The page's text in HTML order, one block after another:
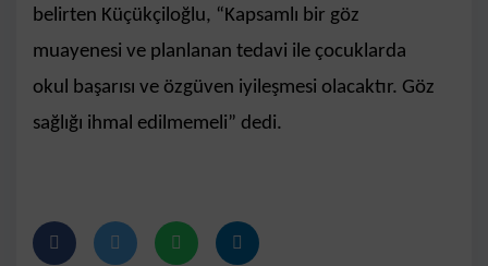
belirten Küçükçiloğlu, “Kapsamlı bir göz
muayenesi ve planlanan tedavi ile çocuklarda
okul başarısı ve özgüven iyileşmesi olacaktır. Göz
sağlığı ihmal edilmemeli” dedi.